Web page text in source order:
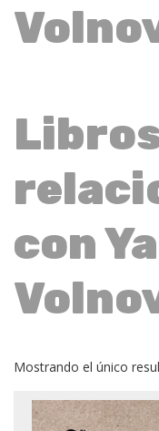
con
Mostrando el único